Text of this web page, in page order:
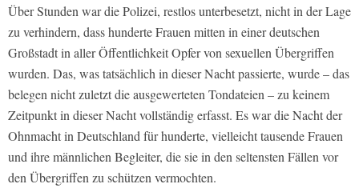
Über Stunden war die Polizei, restlos unterbesetzt, nicht in der Lage
zu verhindern, dass hunderte Frauen mitten in einer deutschen
Großstadt in aller Öffentlichkeit Opfer von sexuellen Übergriffen
wurden. Das, was tatsächlich in dieser Nacht passierte, wurde – das
belegen nicht zuletzt die ausgewerteten Tondateien – zu keinem
Zeitpunkt in dieser Nacht vollständig erfasst. Es war die Nacht der
Ohnmacht in Deutschland für hunderte, vielleicht tausende Frauen
und ihre männlichen Begleiter, die sie in den seltensten Fällen vor
den Übergriffen zu schützen vermochten.